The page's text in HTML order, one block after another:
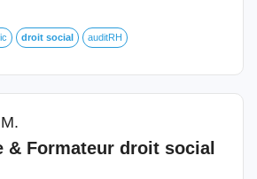
droit social auditRH
& Formateur droit social